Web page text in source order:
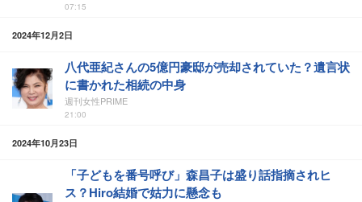
07:15
2024年12月2日
八代亜紀さんの5億円豪邸が売却されていた？遺言状
に書かれた相続の中身
週刊女性PRIME
21:00
2024年10月23日
「子どもを番号呼び」森昌子は盛り話指摘されヒ
ス？Hiro結婚で姑力に懸念も